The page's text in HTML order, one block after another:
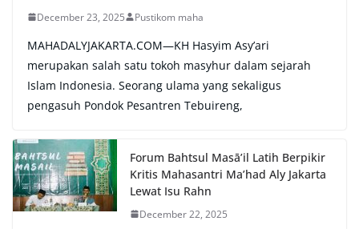
December 23, 2025 Pustikom maha
MAHADALYJAKARTA.COM—KH Hasyim Asy’ari
merupakan salah satu tokoh masyhur dalam sejarah
Islam Indonesia. Seorang ulama yang sekaligus
pengasuh Pondok Pesantren Tebuireng,
Forum Bahtsul Masā’il Latih Berpikir
Kritis Mahasantri Ma’had Aly Jakarta
Lewat Isu Rahn
December 22, 2025